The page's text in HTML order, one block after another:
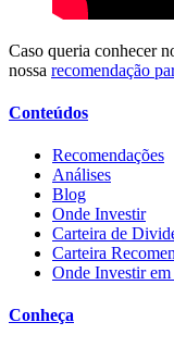
Caso queria conhecer
nossa recomendação
Conteúdos
Recomendações
Análises
Blog
Onde Investir
Carteira de
Carteira
Onde Investir
Conheça